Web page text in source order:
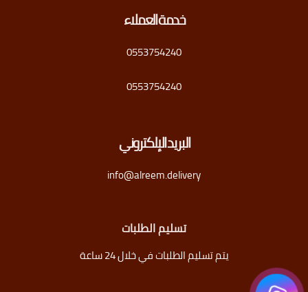
خدمة العملاء
0553754240
0553754240
البريد الإلكتروني
info@alreem.delivery
تسليم الطلبات
يتم تسليم الطلبات في خلال 24 ساعة